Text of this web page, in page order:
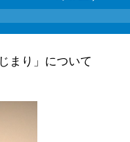
まり」について